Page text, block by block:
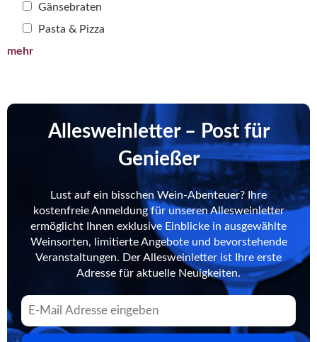
Gänsebraten
Pasta & Pizza
mehr
Allesweinletter – Post für
Genießer
Lust auf ein bisschen Wein-Abenteuer? Ihre
kostenfreie Anmeldung für unseren Allesweinletter
ermöglicht Ihnen exklusive Einblicke in ausgewählte
Weinsorten, limitierte Angebote und bevorstehende
Veranstaltungen. Der Allesweinletter ist Ihre erste
Adresse für aktuelle Neuigkeiten.